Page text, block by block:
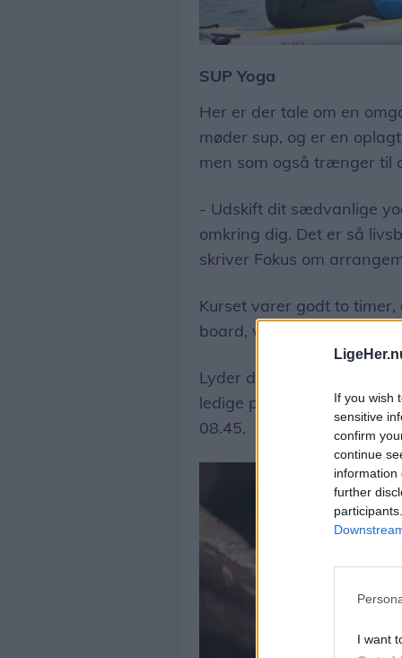
If you wish
sensitive
confirm
continue
information
further
I want
SUP Yoga
Her er der tale om en
møder sup, og er en
men som også trænger til
- Udskift dit sædvanlige
omkring dig. Det er så
skriver Fokus om
Kurset varer godt to timer,
board, våddragt eller
Lyder det som noget for
ledige pladser, men
08.45.